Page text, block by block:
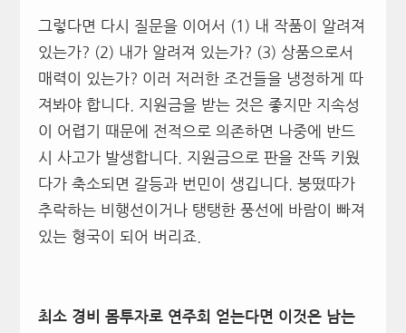
그렇다면 다시 질문을 이어서 (1) 내 작품이 알려져
있는가? (2) 내가 알려져 있는가? (3) 상품으로서
매력이 있는가? 이러 저러한 조건들을 냉정하게 따
져봐야 합니다. 지원금을 받는 것은 좋지만 지속성
이 어렵기 때문에 전적으로 의존하면 나중에 반드
시 사고가 발생합니다. 지원금으로 판을 잔뜩 키웠
다가 축소되면 갈등과 번민이 생깁니다. 붕떴따가
추락하는 비행선이거나 탱탱한 풍선에 바람이 빠져
있는 형국이 되어 버리죠.
최소 경비 몸투자로 연주회 얻는다면 이것은 남는